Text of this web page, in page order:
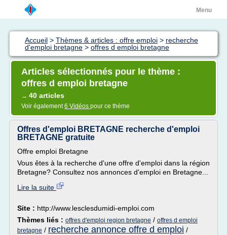
Menu
Accueil > Thèmes & articles : offre emploi > recherche
d'emploi bretagne > offres d emploi bretagne
Articles sélectionnés pour le thème :
offres d emploi bretagne
→ 40 articles
Voir également6 Vidéos pour ce thème
Offres d'emploi BRETAGNE recherche d'emploi
BRETAGNE gratuite
Offre emploi Bretagne
Vous êtes à la recherche d'une offre d'emploi dans la région
Bretagne? Consultez nos annonces d'emploi en Bretagne...
Lire la suite
Site : http://www.lesclesdumidi-emploi.com
Thèmes liés : offres d'emploi region bretagne / offres d emploi
bretagne / recherche annonce offre d emploi /